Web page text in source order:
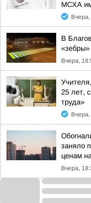
МСХА
В
Вчера,
25 лет,
труда»
заняло
ценам
Вчера,